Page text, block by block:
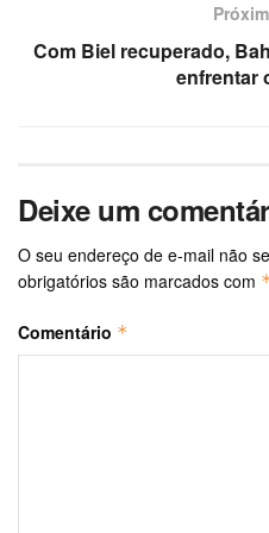
Com Biel recuperado,
enfrentar
Deixe um
O seu endereço de e-mail não
obrigatórios são marcados com
Comentário *